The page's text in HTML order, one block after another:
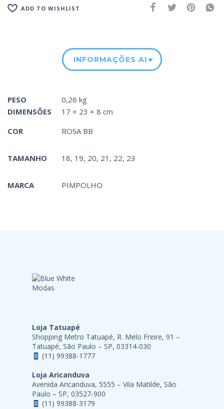
ADD TO WISHLIST
INFORMAÇÕES ADICIONAIS
PESO
0,26 kg
DIMENSÕES
17 × 23 × 8 cm
COR
ROSA BB
TAMANHO 18, 19, 20, 21, 22, 23
MARCA PIMPOLHO
Loja Tatuapé
Shopping Metro Tatuapé, R. Melo Freire, 91 –
Tatuapé, São Paulo – SP, 03314-030
(11) 99388-1777
Loja Aricanduva
Avenida Aricanduva, 5555 – Vila Matilde, São
Paulo – SP, 03527-900
(11) 99388-3179